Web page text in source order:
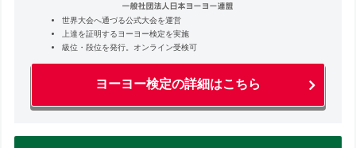
世界大会へ通づる公式大会を運営
上達を証明するヨーヨー検定を実施
級位・段位を発行。オンライン受検可
ヨーヨー検定の詳細はこちら